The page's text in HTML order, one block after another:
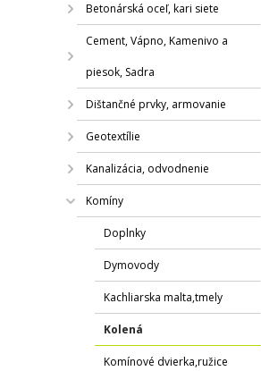
Betonárská oceľ, kari siete
Cement, Vápno, Kamenivo a
piesok, Sadra
Dištančné prvky, armovanie
Geotextílie
Kanalizácia, odvodnenie
Komíny
Doplnky
Dymovody
Kachliarska malta,tmely
Kolená
Komínové dvierka,ružice